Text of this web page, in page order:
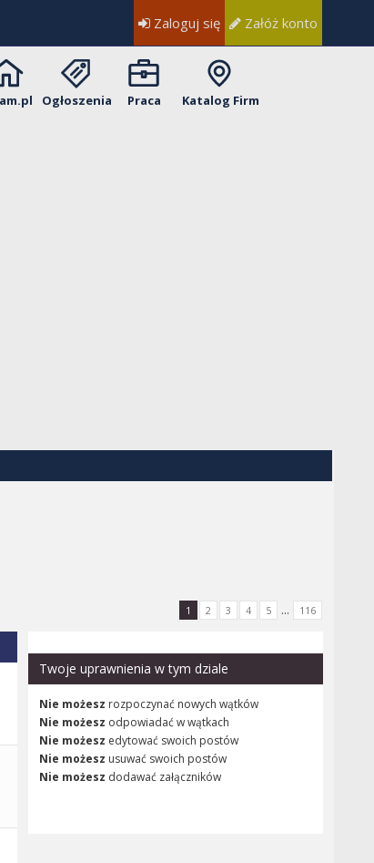
Zaloguj się Załóż konto
Ogłoszenia Praca Katalog Firm
1 2 3 4 5 ... 116
Twoje uprawnienia w tym dziale
Nie możesz rozpoczynać nowych wątków
Nie możesz odpowiadać w wątkach
Nie możesz edytować swoich postów
Nie możesz usuwać swoich postów
Nie możesz dodawać załączników